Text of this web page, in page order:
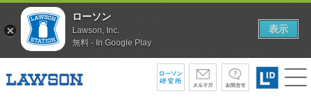
ローソン
Lawson, Inc.
無料 - In Google Play
表示